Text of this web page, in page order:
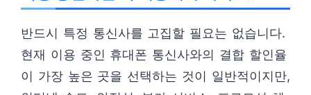
반드시 특정 통신사를 고집할 필요는 없습니다.
현재 이용 중인 휴대폰 통신사와의 결합 할인율
이 가장 높은 곳을 선택하는 것이 일반적이지만,